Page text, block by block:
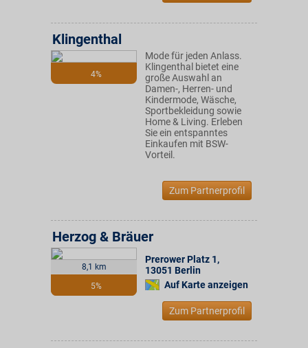
4%
Klingenthal
Mode für jeden Anlass.
Klingenthal bietet eine
große Auswahl an
Damen-, Herren- und
Kindermode, Wäsche,
Sportbekleidung sowie
Home & Living. Erleben
Sie ein entspanntes
Einkaufen mit BSW-
Vorteil.
Zum Partnerprofil
8,1 km
5%
Herzog & Bräuer
Prerower Platz 1,
13051 Berlin
Auf Karte anzeigen
Zum Partnerprofil